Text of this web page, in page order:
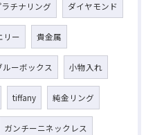
ラチナリング ダイヤモンド
リー 貴金属
ルーボックス 小物入れ
tiffany 純金リング
ガンチーニネックレス